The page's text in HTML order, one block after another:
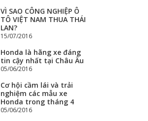
VÌ SAO CÔNG NGHIỆP Ô
TÔ VIỆT NAM THUA THÁI
LAN?
15/07/2016
Honda là hãng xe đáng
tin cậy nhất tại Châu Âu
05/06/2016
Cơ hội cầm lái và trải
nghiệm các mẫu xe
Honda trong tháng 4
05/06/2016